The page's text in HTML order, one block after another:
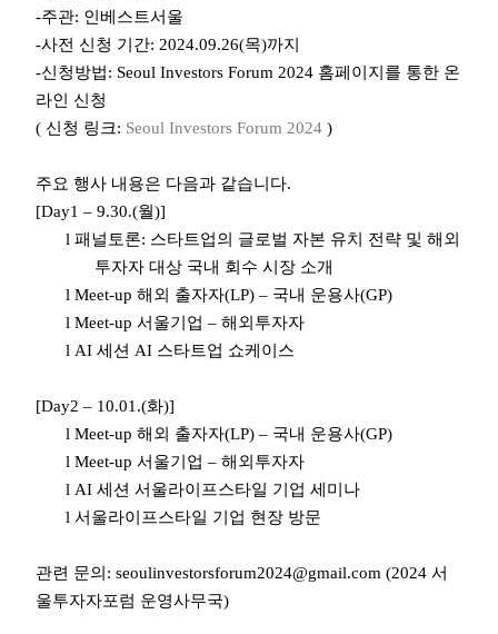
-주관: 인베스트서울
-사전 신청 기간: 2024.09.26(목)까지
-신청방법: Seoul Investors Forum 2024 홈페이지를 통한 온
라인 신청
( 신청 링크: Seoul Investors Forum 2024)
주요 행사 내용은 다음과 같습니다.
[Day1 – 9.30.(월)]
l 패널토론: 스타트업의 글로벌 자본 유치 전략 및 해외
투자자 대상 국내 회수 시장 소개
l Meet-up 해외 출자자(LP) – 국내 운용사(GP)
l Meet-up 서울기업 – 해외투자자
l AI 세션 AI 스타트업 쇼케이스
[Day2 – 10.01.(화)]
l Meet-up 해외 출자자(LP) – 국내 운용사(GP)
l Meet-up 서울기업 – 해외투자자
l AI 세션 서울라이프스타일 기업 세미나
l 서울라이프스타일 기업 현장 방문
관련 문의 : seoulinvestorsforum2024@gmail.com (2024 서
울투자자포럼 운영사무국)